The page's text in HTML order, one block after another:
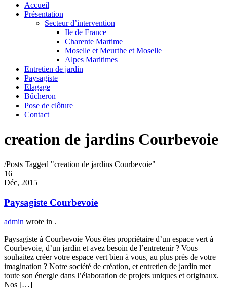
Accueil
Présentation
Secteur d’intervention
Ile de France
Charente Martime
Moselle et Meurthe et Moselle
Alpes Maritimes
Entretien de jardin
Paysagiste
Elagage
Bûcheron
Pose de clôture
Contact
creation de jardins Courbevoie
/Posts Tagged "creation de jardins Courbevoie"
16
Déc, 2015
Paysagiste Courbevoie
admin wrote in .
Paysagiste à Courbevoie Vous êtes propriétaire d’un espace vert à
Courbevoie, d’un jardin et avez besoin de l’entretenir ? Vous
souhaitez créer votre espace vert bien à vous, au plus près de votre
imagination ? Notre société de création, et entretien de jardin met
toute son énergie dans l’élaboration de projets uniques et originaux.
Nos […]